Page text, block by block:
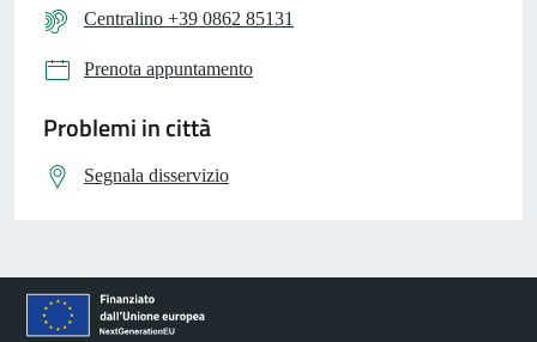
Centralino +39 0862 85131
Prenota appuntamento
Problemi in città
Segnala disservizio